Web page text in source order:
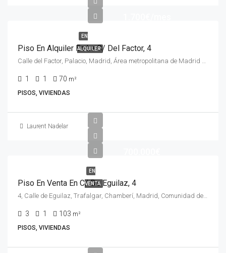
EN
ALQUILER
Piso En Alquiler En La C/ Del Factor, 4
Calle del Factor, Palacio, Madrid, Área metropolitana de Madrid y Corredor del Henares, Comunidad de Madrid, 28013, España
1 1 70 m²
PISOS, VIVIENDAS
Laurent Nadelar
EN
VENTA
Piso En Venta En C/ De Eguilaz, 4
4, Calle de Eguilaz, Trafalgar, Chamberí, Madrid, Comunidad de Madrid, 28010, España
3 1 103 m²
PISOS, VIVIENDAS